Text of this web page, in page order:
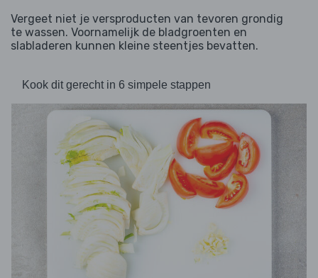
Vergeet niet je versproducten van tevoren grondig
te wassen. Voornamelijk de bladgroenten en
slabladeren kunnen kleine steentjes bevatten.
Kook dit gerecht in 6 simpele stappen